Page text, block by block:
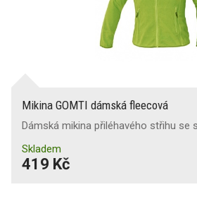
Mikina GOMTI dámská fleecová
Dámská mikina přiléhavého střihu se
Skladem
419 Kč